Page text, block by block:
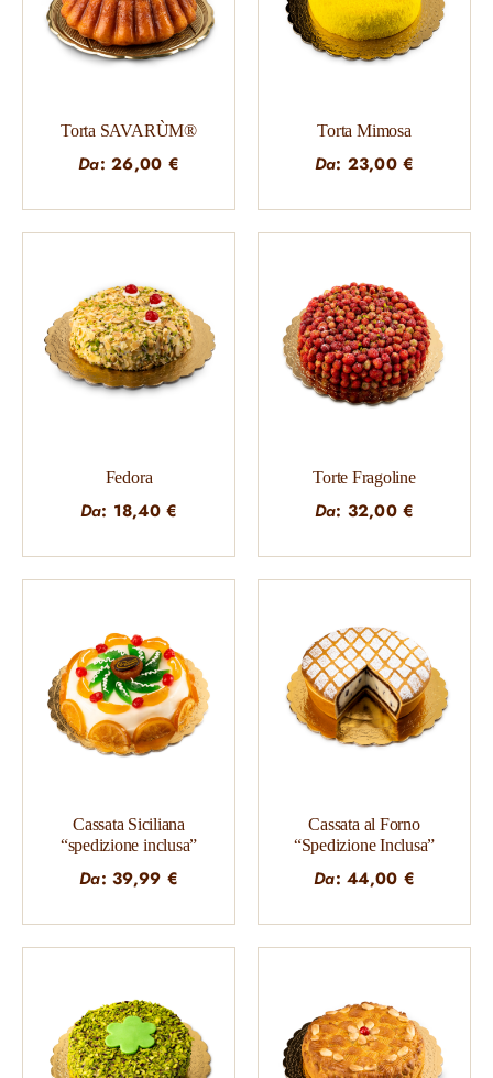
Torta SAVARÙM®
Da:26,00 €
Torta Mimosa
Da: 23,00€
Fedora
Da: 18,40 €
Torte Fragoline
Da: 32,00€
Cassata Siciliana
“spedizione inclusa”
Da:39,99 €
Cassata al Forno
“Spedizione Inclusa”
Da:44,00 €